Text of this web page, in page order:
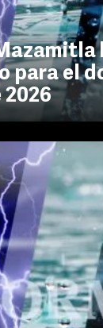
para el
2026